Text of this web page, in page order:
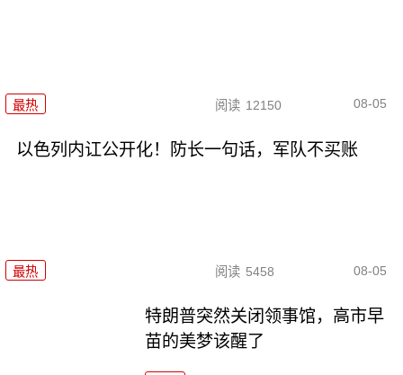
最热 阅读 12150 08-05
以色列内讧公开化！防长一句话，军队不买账
最热 阅读 5458 08-05
特朗普突然关闭领事馆，高市早
苗的美梦该醒了